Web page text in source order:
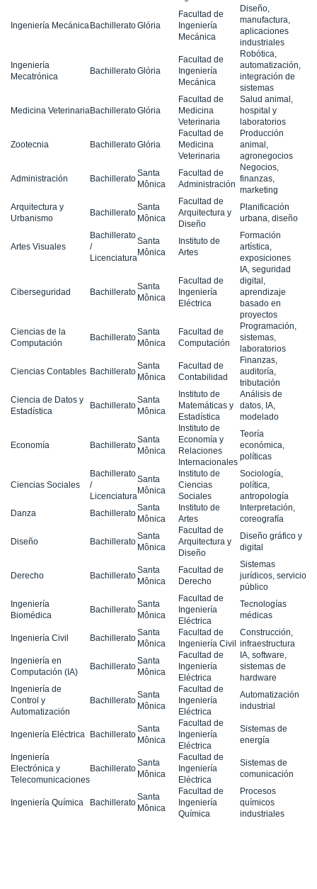
Ingeniería MecánicaBachilleratoGlória
Facultad de
Ingeniería
Mecánica
Diseño,
manufactura,
aplicaciones
industriales
Ingeniería
Mecatrónica
BachilleratoGlória
Facultad de
Ingeniería
Mecánica
Robótica,
automatización,
integración de
sistemas
Medicina VeterinariaBachilleratoGlória
Facultad de
Medicina
Veterinaria
Salud animal,
hospital y
laboratorios
Zootecnia BachilleratoGlória
Facultad de
Medicina
Veterinaria
Producción
animal,
agronegocios
Administración Bachillerato
Santa
Mônica
Facultad de
Administración
Negocios,
finanzas,
marketing
Arquitectura y
Urbanismo
Bachillerato
Santa
Mônica
Facultad de
Arquitectura y
Diseño
Planificación
urbana, diseño
Artes Visuales
Bachillerato
/
Licenciatura
Santa
Mônica
Instituto de
Artes
Formación
artística,
exposiciones
Ciberseguridad Bachillerato
Santa
Mônica
Facultad de
Ingeniería
Eléctrica
IA, seguridad
digital,
aprendizaje
basado en
proyectos
Ciencias de la
Computación
Bachillerato
Santa
Mônica
Facultad de
Computación
Programación,
sistemas,
laboratorios
Ciencias Contables Bachillerato
Santa
Mônica
Facultad de
Contabilidad
Finanzas,
auditoría,
tributación
Ciencia de Datos y
Estadística
Bachillerato
Santa
Mônica
Instituto de
Matemáticas y
Estadística
Análisis de
datos, IA,
modelado
Economía Bachillerato
Santa
Mônica
Instituto de
Economía y
Relaciones
Internacionales
Teoría
económica,
políticas
Ciencias Sociales
Bachillerato
/
Licenciatura
Santa
Mônica
Instituto de
Ciencias
Sociales
Sociología,
política,
antropología
Danza
Bachillerato
Santa
Mônica
Instituto de
Artes
Interpretación,
coreografía
Diseño Bachillerato
Santa
Mônica
Facultad de
Arquitectura y
Diseño
Diseño gráfico y
digital
Derecho Bachillerato
Santa
Mônica
Facultad de
Derecho
Sistemas
jurídicos, servicio
público
Ingeniería
Biomédica
Bachillerato
Santa
Mônica
Facultad de
Ingeniería
Eléctrica
Tecnologías
médicas
Ingeniería Civil Bachillerato
Santa
Mônica
Facultad de
Ingeniería Civil
Construcción,
infraestructura
Ingeniería en
Computación (IA)
Bachillerato
Santa
Mônica
Facultad de
Ingeniería
Eléctrica
IA, software,
sistemas de
hardware
Ingeniería de
Control y
Automatización
Bachillerato
Santa
Mônica
Facultad de
Ingeniería
Eléctrica
Automatización
industrial
Ingeniería Eléctrica Bachillerato
Santa
Mônica
Facultad de
Ingeniería
Eléctrica
Sistemas de
energía
Ingeniería
Electrónica y
Telecomunicaciones
Bachillerato
Santa
Mônica
Facultad de
Ingeniería
Eléctrica
Sistemas de
comunicación
Ingeniería Química Bachillerato
Santa
Mônica
Facultad de
Ingeniería
Química
Procesos
químicos
industriales